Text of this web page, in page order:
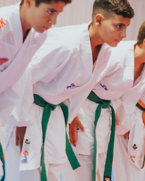
DISCIPLINA